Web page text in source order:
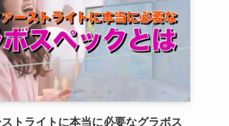
トライトに本当に必要なグラボス